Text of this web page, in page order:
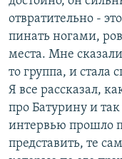
отвратительно -
пинать ногами,
места. Мне
то группа, и стала
Я все рассказал,
про Батурину и
интервью прошло
представить, те